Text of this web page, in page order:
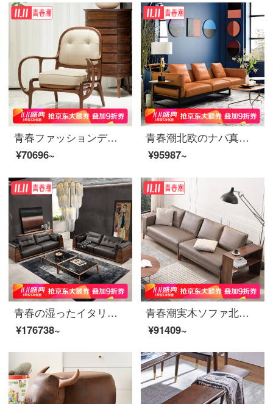
青春ファッションデザイナーの実木ソファと本革のシングルソファーと椅子の别荘ハイエンドのレジャーチェアの黒胡桃の木のシングルソファ黒胡桃
¥70696~
青春潮北欧のナパ真皮のソファーイタリアのデザイナー3人4人のソファーのリビングルームloft工業風オレンジ色の4人の席（3.98 m）
¥95987~
青春の湿ったイタリア式の黒胡桃の木の実の木のソファーの頭の階の牛の皮のソファーの新しい中国式の別荘の羽毛のソファーの2人の席（220*98*75）
¥176738~
青春潮実木ソファ北米黒胡桃木大戸型別荘家具カバーソファ新中国式簡単約4人の直列ソファシングル手すり4人がお茶台（2.9 m）を持っています。
¥91409~